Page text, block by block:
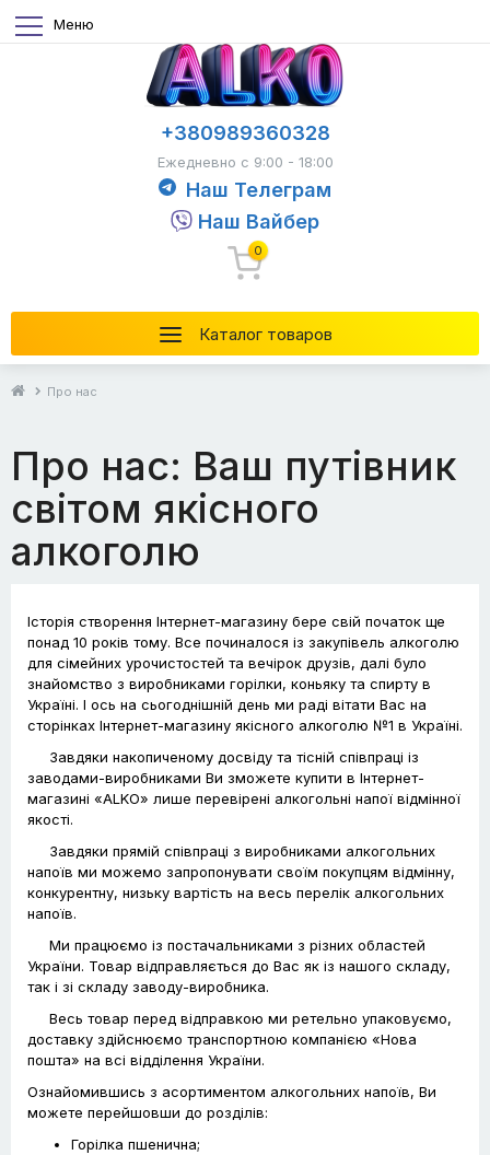
Меню
Каталог товаров
+380989360328
Ежедневно с 9:00 - 18:00
Наш Телеграм
Наш Вайбер
0
Про нас
Про нас: Ваш путівник
світом якісного
алкоголю
Історія створення Інтернет-магазину бере свій початок ще
понад 10 років тому. Все починалося із закупівель алкоголю
для сімейних урочистостей та вечірок друзів, далі було
знайомство з виробниками горілки, коньяку та спирту в
Україні. І ось на сьогоднішній день ми раді вітати Вас на
сторінках Інтернет-магазину якісного алкоголю №1 в Україні.
Завдяки накопиченому досвіду та тісній співпраці із
заводами-виробниками Ви зможете купити в Інтернет-
магазині «ALKO» лише перевірені алкогольні напої відмінної
якості.
Завдяки прямій співпраці з виробниками алкогольних
напоїв ми можемо запропонувати своїм покупцям відмінну,
конкурентну, низьку вартість на весь перелік алкогольних
напоїв.
Ми працюємо із постачальниками з різних областей
України. Товар відправляється до Вас як із нашого складу,
так і зі складу заводу-виробника.
Весь товар перед відправкою ми ретельно упаковуємо,
доставку здійснюємо транспортною компанією «Нова
пошта» на всі відділення України.
Ознайомившись з асортиментом алкогольних напоїв, Ви
можете перейшовши до розділів:
Горілка пшенична;